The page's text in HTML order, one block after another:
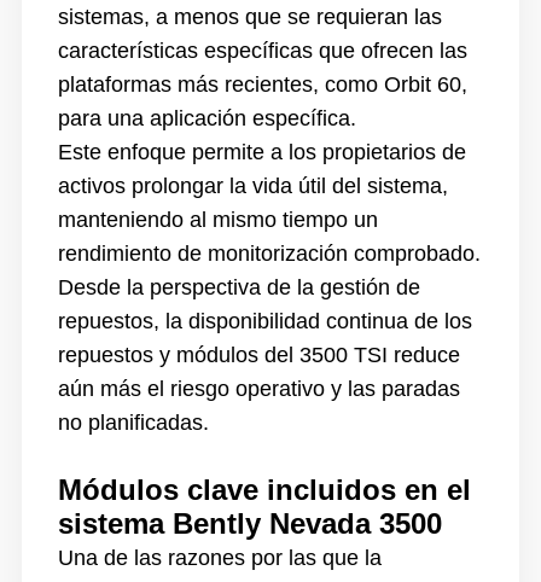
sistemas, a menos que se requieran las
características específicas que ofrecen las
plataformas más recientes, como Orbit 60,
para una aplicación específica.
Este enfoque permite a los propietarios de
activos prolongar la vida útil del sistema,
manteniendo al mismo tiempo un
rendimiento de monitorización comprobado.
Desde la perspectiva de la gestión de
repuestos, la disponibilidad continua de los
repuestos y módulos del 3500 TSI reduce
aún más el riesgo operativo y las paradas
no planificadas.
Módulos clave incluidos en el
sistema Bently Nevada 3500
Una de las razones por las que la